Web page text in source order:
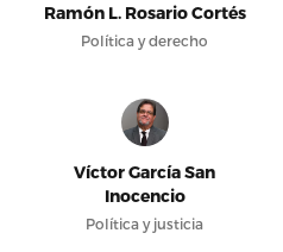
Ramón L. Rosario Cortés
Política y derecho
Víctor García San
Inocencio
Política y justicia